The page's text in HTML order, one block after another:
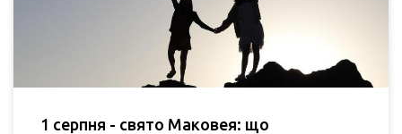
1 серпня - свято Маковея: що